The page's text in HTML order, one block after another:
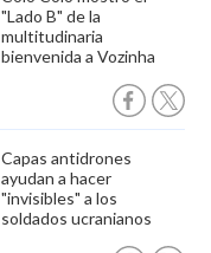
"Lado B" de la
multitudinaria
bienvenida a Vozinha
Capas antidrones
ayudan a hacer
"invisibles" a los
soldados ucranianos